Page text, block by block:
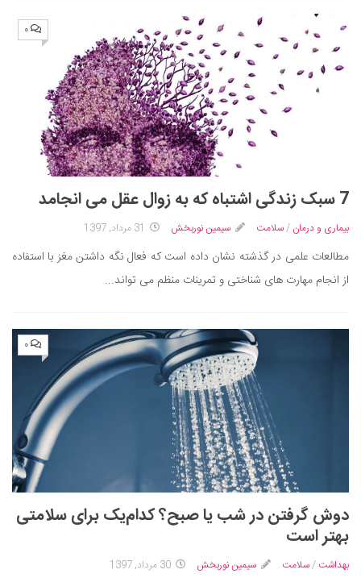
تغذیه سالم
بهداشت
بیماری و درمان
کودک و مادر
ورزش و تندرستی
روانشناسی
مراکز پزشکی و دارویی
فرهنگ و هنر
سینما و تئاتر
تلویزیون
موسیقی
عکاسی و هنرهای تجسمی
کتاب و کتاب‌خوانی
فناوری‌ها
نجوم و هوا فضا
زمین و محیط زیست
۰
7 سبک زندگی اشتباه که به زوال عقل می انجامد
بیماری و درمان /سلامت سیمین نوربخش 31 مرداد, 1397
مطالعات علمی در گذشته نشان داده است که فعال نگه داشتن مغز با استفاده
از انجام مهارت های شناختی و تمرینات منظم می تواند...
۰
دوش گرفتن در شب یا صبح؟ کدام‌یک برای سلامتی
بهتر است
بهداشت /سلامت سیمین نوربخش 30 مرداد, 1397